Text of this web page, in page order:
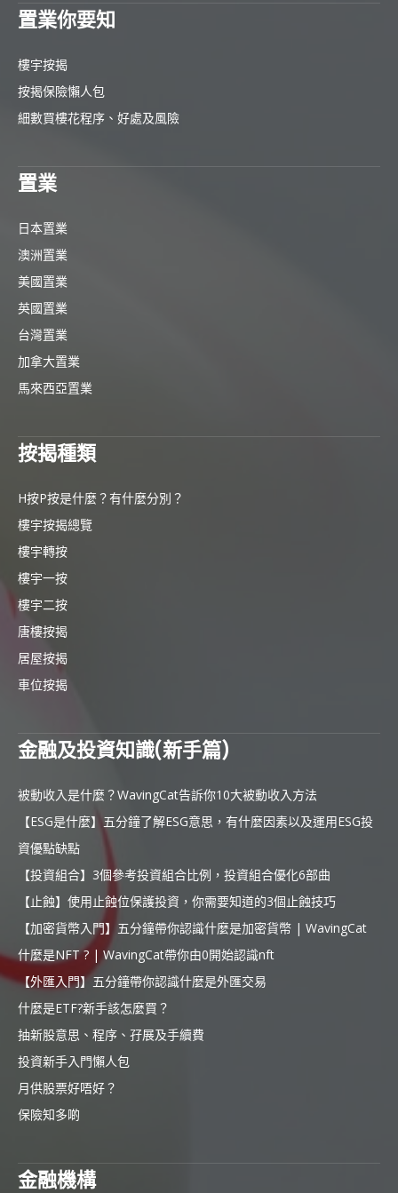
置業你要知
樓宇按揭
按揭保險懶人包
細數買樓花程序、好處及風險
置業
日本置業
澳洲置業
美國置業
英國置業
台灣置業
加拿大置業
馬來西亞置業
按揭種類
H按P按是什麼？有什麼分別？
樓宇按揭總覽
樓宇轉按
樓宇一按
樓宇二按
唐樓按揭
居屋按揭
車位按揭
金融及投資知識(新手篇)
被動收入是什麼？WavingCat告訴你10大被動收入方法
【ESG是什麼】五分鐘了解ESG意思，有什麼因素以及運用ESG投
資優點缺點
【投資組合】3個參考投資組合比例，投資組合優化6部曲
【止蝕】使用止蝕位保護投資，你需要知道的3個止蝕技巧
【加密貨幣入門】五分鐘帶你認識什麼是加密貨幣 | WavingCat
什麼是NFT ? | WavingCat帶你由0開始認識nft
【外匯入門】五分鐘帶你認識什麼是外匯交易
什麼是ETF?新手該怎麼買？
抽新股意思、程序、孖展及手續費
投資新手入門懶人包
月供股票好唔好？
保險知多啲
金融機構